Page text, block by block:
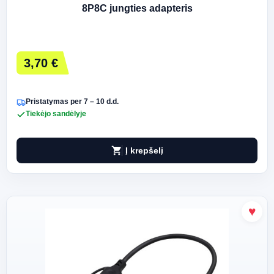
8P8C jungties adapteris
3,70 €
Pristatymas per 7 – 10 d.d.
Tiekėjo sandėlyje
shopping_cart Į krepšelį